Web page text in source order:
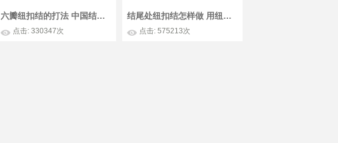
六瓣纽扣结的打法 中国结编织教程
点击: 330347次
结尾处纽扣结怎样做 用纽扣结结尾的编法
点击: 575213次